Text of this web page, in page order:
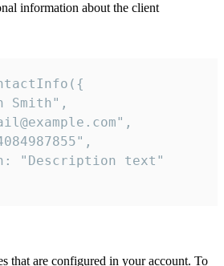
information about the client
Smith",
"Description text"
that are configured in your account. To